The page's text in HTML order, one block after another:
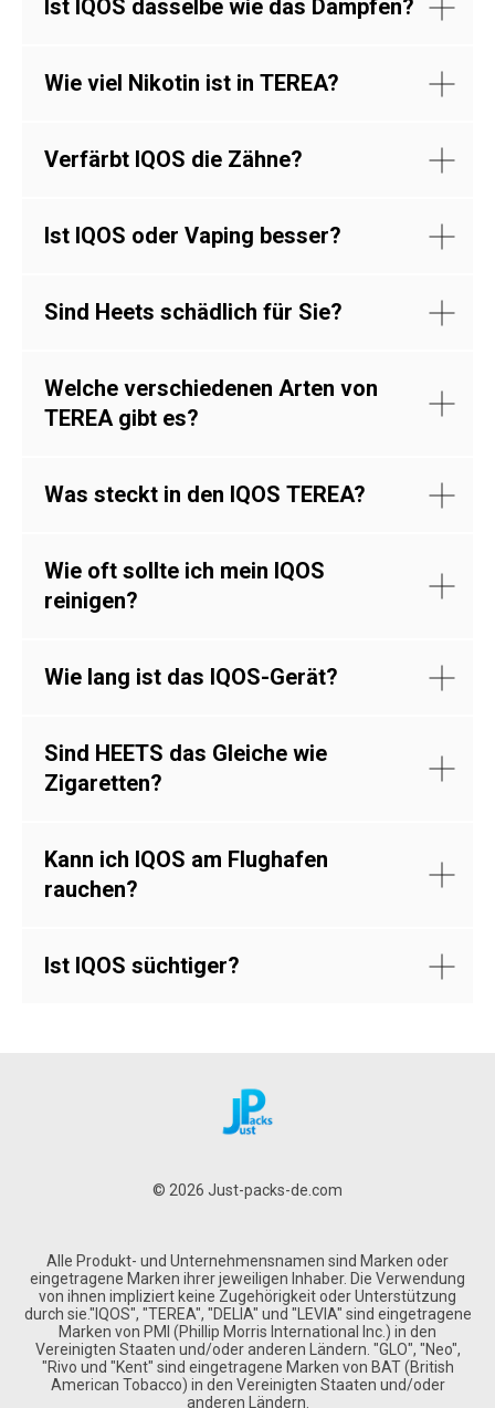
Ist IQOS dasselbe wie das Dampfen?
Wie viel Nikotin ist in TEREA?
Verfärbt IQOS die Zähne?
Ist IQOS oder Vaping besser?
Sind Heets schädlich für Sie?
Welche verschiedenen Arten von
TEREA gibt es?
Was steckt in den IQOS TEREA?
Wie oft sollte ich mein IQOS
reinigen?
Wie lang ist das IQOS-Gerät?
Sind HEETS das Gleiche wie
Zigaretten?
Kann ich IQOS am Flughafen
rauchen?
Ist IQOS süchtiger?
© 2026 Just-packs-de.com
Alle Produkt- und Unternehmensnamen sind Marken oder
eingetragene Marken ihrer jeweiligen Inhaber. Die Verwendung
von ihnen impliziert keine Zugehörigkeit oder Unterstützung
durch sie."IQOS", "TEREA", "DELIA" und "LEVIA" sind eingetragene
Marken von PMI (Phillip Morris International Inc.) in den
Vereinigten Staaten und/oder anderen Ländern. "GLO", "Neo",
"Rivo und "Kent" sind eingetragene Marken von BAT (British
American Tobacco) in den Vereinigten Staaten und/oder
anderen Ländern.